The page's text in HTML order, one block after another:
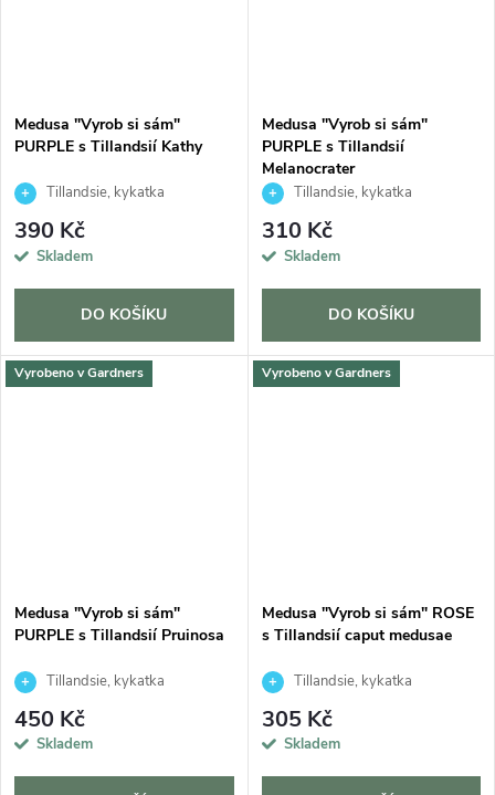
Medusa "Vyrob si sám"
PURPLE s Tillandsií Kathy
Tillandsie, kykatka
390 Kč
Skladem
DO KOŠÍKU
Medusa "Vyrob si sám"
PURPLE s Tillandsií
Melanocrater
Tillandsie, kykatka
310 Kč
Skladem
DO KOŠÍKU
Vyrobeno v Gardners
Medusa "Vyrob si sám"
PURPLE s Tillandsií Pruinosa
Tillandsie, kykatka
450 Kč
Skladem
Vyrobeno v Gardners
Medusa "Vyrob si sám" ROSE
s Tillandsií caput medusae
Tillandsie, kykatka
305 Kč
Skladem